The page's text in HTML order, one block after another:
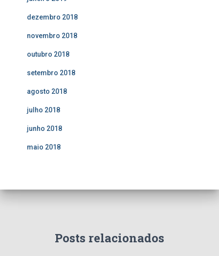
dezembro 2018
novembro 2018
outubro 2018
setembro 2018
agosto 2018
julho 2018
junho 2018
maio 2018
Posts relacionados